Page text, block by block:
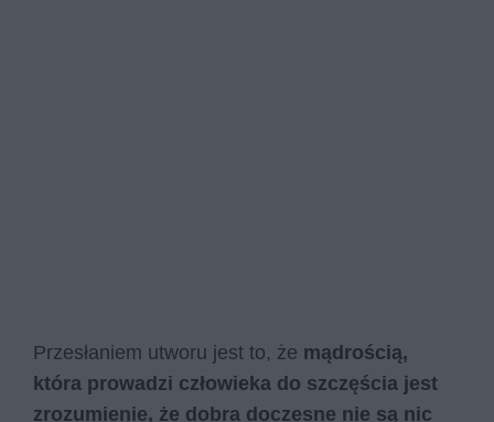
Przesłaniem utworu jest to, że mądrością,
która prowadzi człowieka do szczęścia jest
zrozumienie, że dobra doczesne nie są nic